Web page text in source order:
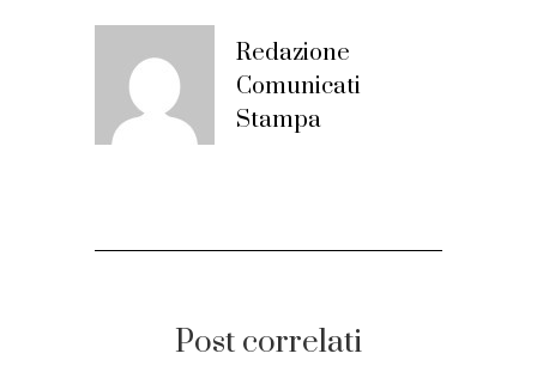
Redazione
Comunicati
Stampa
Post correlati